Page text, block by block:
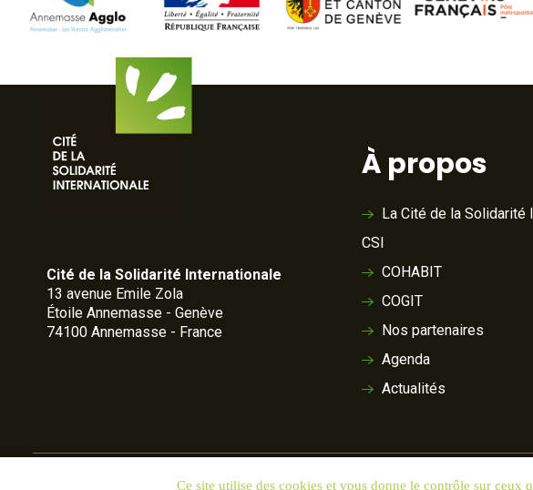
Cité de la Solidarité Internationale
13 avenue Emile Zola
Étoile Annemasse - Genève
74100 Annemasse - France
À propos
La Cité de la Solidarité
CSI
COHABIT
COGIT
Nos partenaires
Agenda
Actualités
© 2020 Cité de la Solidarité Crédits Données personnelles & cookies
Ce site utilise des cookies et vous donne le contrôle sur ceux